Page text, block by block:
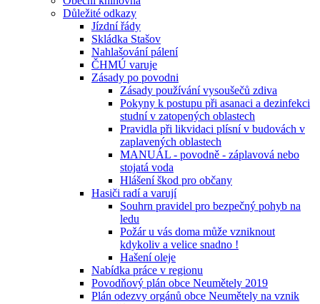
Důležité odkazy
Jízdní řády
Skládka Stašov
Nahlašování pálení
ČHMÚ varuje
Zásady po povodni
Zásady používání vysoušečů zdiva
Pokyny k postupu při asanaci a dezinfekci
studní v zatopených oblastech
Pravidla při likvidaci plísní v budovách v
zaplavených oblastech
MANUÁL - povodně - záplavová nebo
stojatá voda
Hlášení škod pro občany
Hasiči radí a varují
Souhrn pravidel pro bezpečný pohyb na
ledu
Požár u vás doma může vzniknout
kdykoliv a velice snadno !
Hašení oleje
Nabídka práce v regionu
Povodňový plán obce Neumětely 2019
Plán odezvy orgánů obce Neumětely na vznik